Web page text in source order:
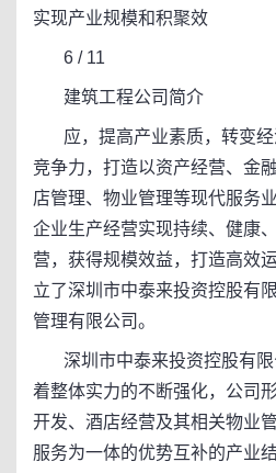
实现产业规模和积聚效
6 / 11
建筑工程公司简介
应，提高产业素质，转变经
竞争力，打造以资产经营、金
店管理、物业管理等现代服务
企业生产经营实现持续、健康
营，获得规模效益，打造高效
立了深圳市中泰来投资控股有
管理有限公司。
深圳市中泰来投资控股有限
着整体实力的不断强化，公司
开发、酒店经营及其相关物业
服务为一体的优势互补的产业